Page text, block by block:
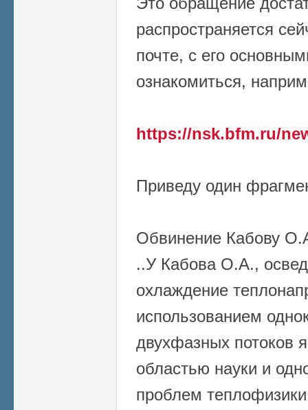
распространяется
почте, с его
ознакомиться,
https://nsk.bfm.ru/
Приведу один
Обвинение Кабову
..У Кабова О.А.,
охлаждение
использованием
двухфазных потоков
областью науки и
проблем